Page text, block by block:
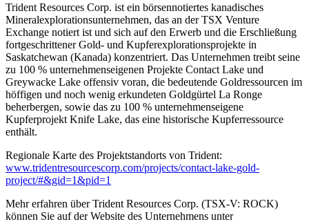
Trident Resources Corp. ist ein börsennotiertes kanadisches
Mineralexplorationsunternehmen, das an der TSX Venture
Exchange notiert ist und sich auf den Erwerb und die Erschließung
fortgeschrittener Gold- und Kupferexplorationsprojekte in
Saskatchewan (Kanada) konzentriert. Das Unternehmen treibt seine
zu 100 % unternehmenseigenen Projekte Contact Lake und
Greywacke Lake offensiv voran, die bedeutende Goldressourcen im
höffigen und noch wenig erkundeten Goldgürtel La Ronge
beherbergen, sowie das zu 100 % unternehmenseigene
Kupferprojekt Knife Lake, das eine historische Kupferressource
enthält.
Regionale Karte des Projektstandorts von Trident:
www.tridentresourcescorp.com/projects/contact-lake-gold-
project/#&gid=1&pid=1
Mehr erfahren über Trident Resources Corp. (TSX-V: ROCK)
können Sie auf der Website des Unternehmens unter